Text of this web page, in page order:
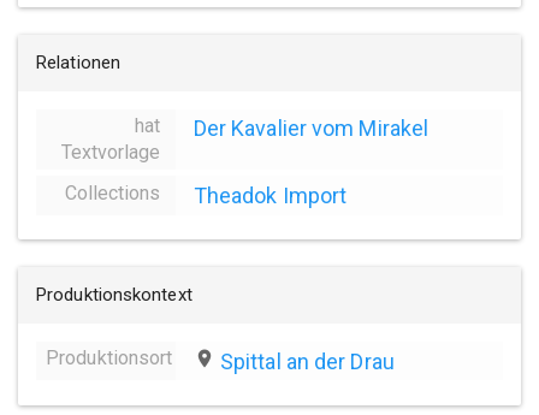
Relationen
hat
Textvorlage
Der Kavalier vom Mirakel
Collections Theadok Import
Produktionskontext
Produktionsort place Spittal an der Drau